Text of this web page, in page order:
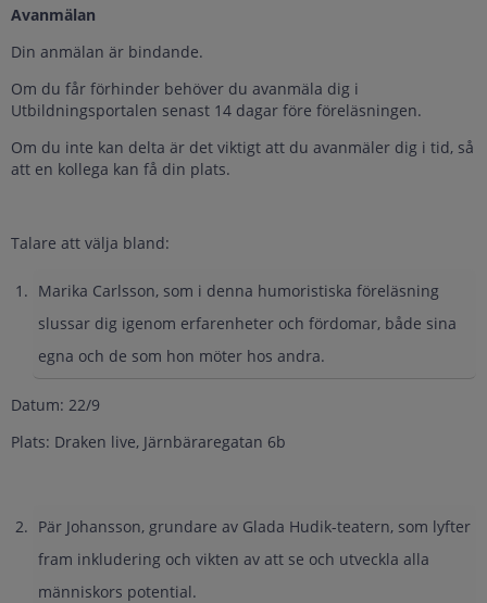
Avanmälan
Din anmälan är bindande.
Om du får förhinder behöver du avanmäla dig i
Utbildningsportalen senast 14 dagar före föreläsningen.
Om du inte kan delta är det viktigt att du avanmäler dig i tid, så
att en kollega kan få din plats.
Talare att välja bland:
Marika Carlsson, som i denna humoristiska föreläsning
slussar dig igenom erfarenheter och fördomar, både sina
egna och de som hon möter hos andra.
Datum: 22/9
Plats: Draken live, Järnbäraregatan 6b
Pär Johansson, grundare av Glada Hudik-teatern, som lyfter
fram inkludering och vikten av att se och utveckla alla
människors potential.